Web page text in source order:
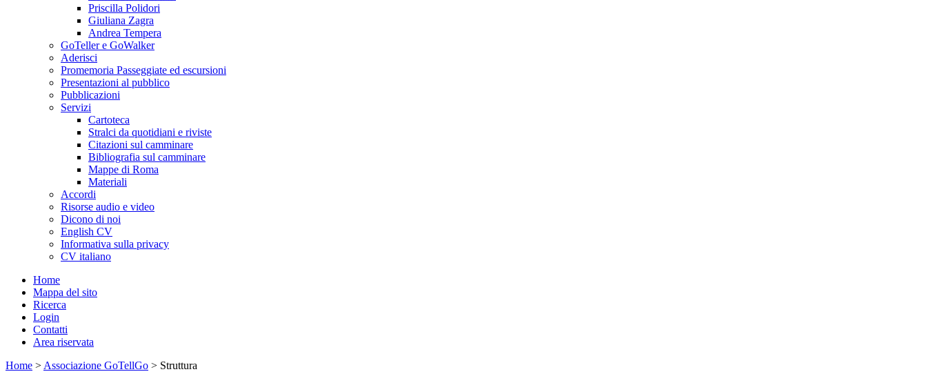
Priscilla Polidori
Giuliana Zagra
Andrea Tempera
GoTeller e GoWalker
Aderisci
Promemoria Passeggiate ed escursioni
Presentazioni al pubblico
Pubblicazioni
Servizi
Cartoteca
Stralci da quotidiani e riviste
Citazioni sul camminare
Bibliografia sul camminare
Mappe di Roma
Materiali
Accordi
Risorse audio e video
Dicono di noi
English CV
Informativa sulla privacy
CV italiano
Home
Mappa del sito
Ricerca
Login
Contatti
Area riservata
Home > Associazione GoTellGo > Struttura